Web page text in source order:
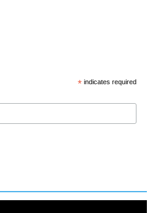
* indicates required